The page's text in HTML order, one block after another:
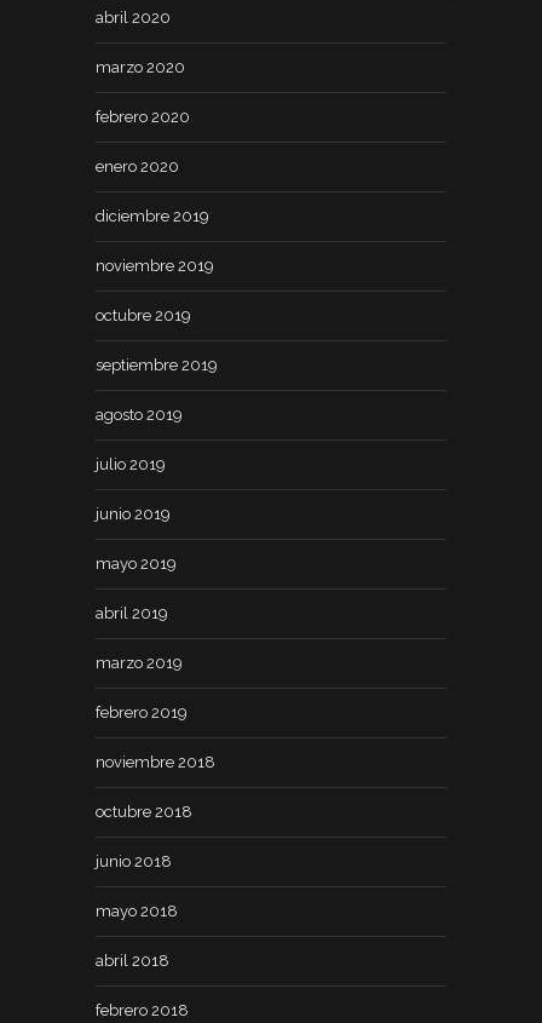
abril 2020
marzo 2020
febrero 2020
enero 2020
diciembre 2019
noviembre 2019
octubre 2019
septiembre 2019
agosto 2019
julio 2019
junio 2019
mayo 2019
abril 2019
marzo 2019
febrero 2019
noviembre 2018
octubre 2018
junio 2018
mayo 2018
abril 2018
febrero 2018